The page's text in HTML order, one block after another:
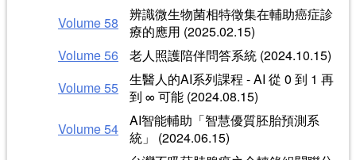
Volume 58
辨識微生物菌相特徵集在輔助癌症診
療的應用 (2025.02.15)
Volume 56
老人照護陪伴問答系統 (2024.10.15)
Volume 55
生醫人的AI系列課程 - AI 從 0 到 1 再
到 ∞ 可能 (2024.08.15)
Volume 54
AI智能輔助「智慧優質胚胎預測系
統」 (2024.06.15)